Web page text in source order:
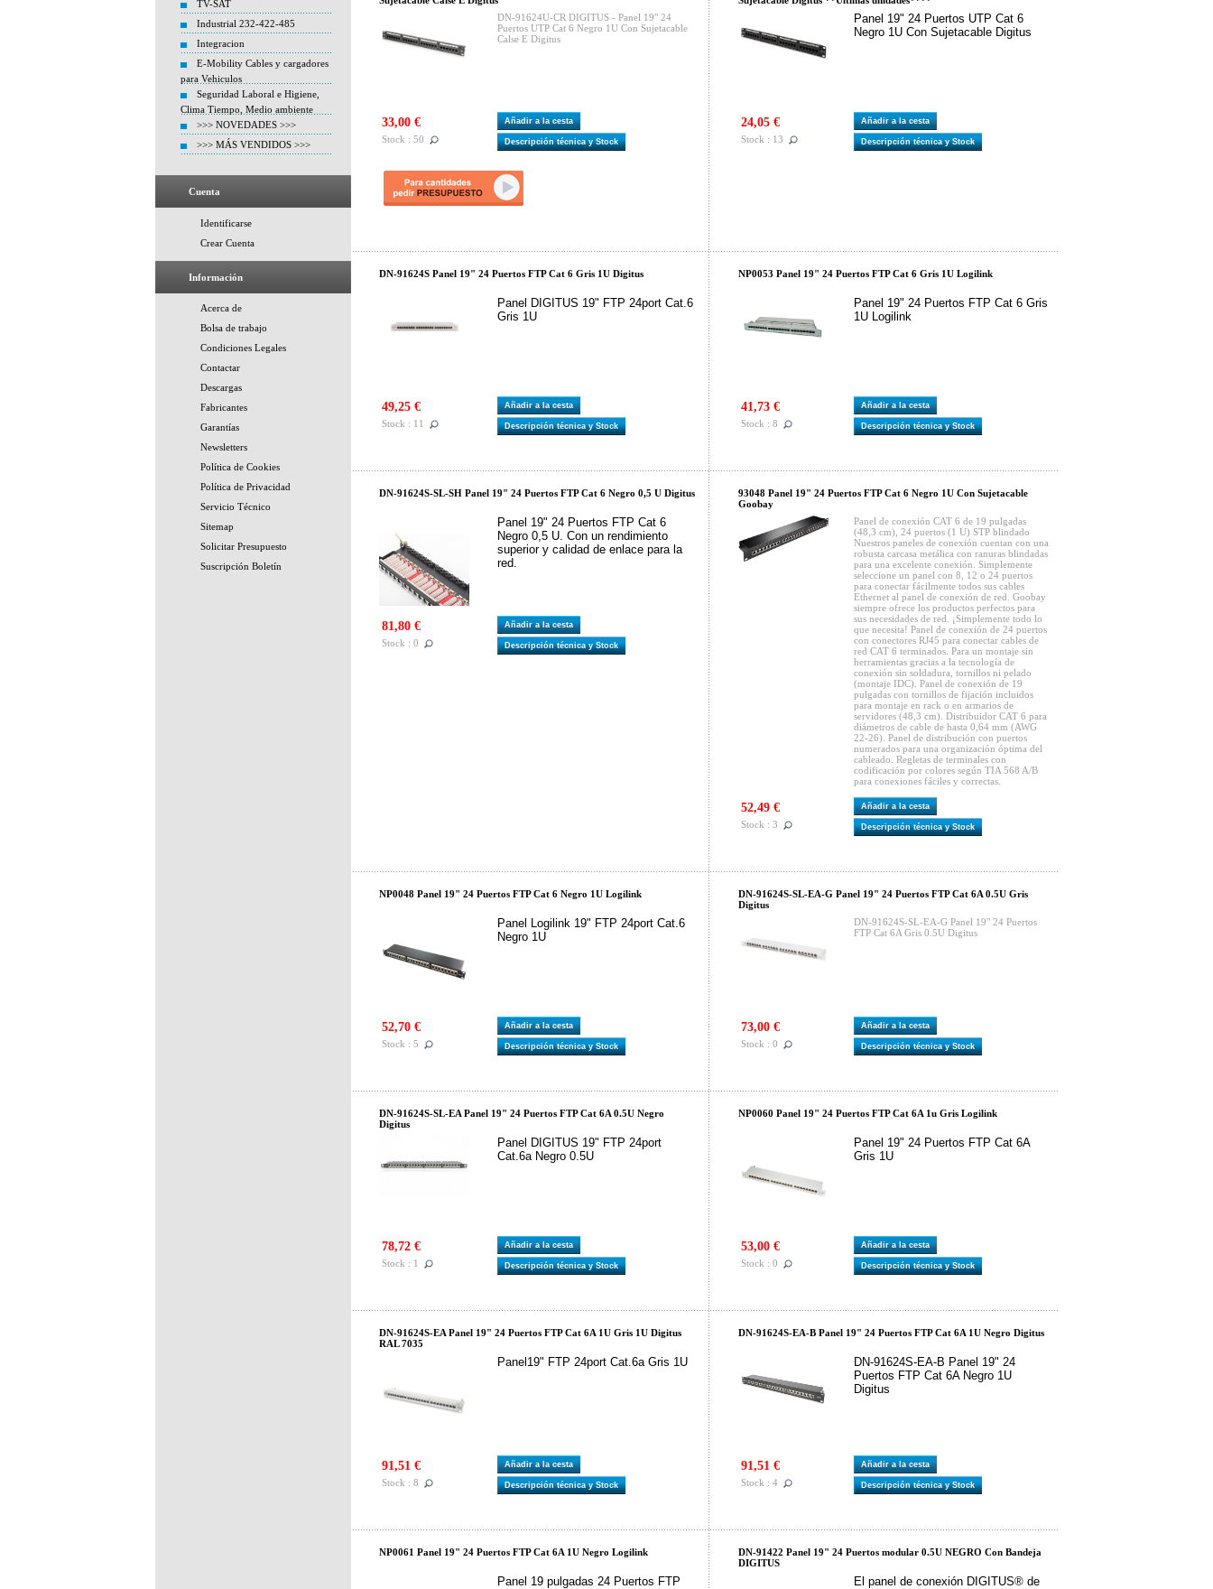
TV-SAT
Industrial 232-422-485
Integracion
E-Mobility Cables y cargadores
para Vehiculos
Seguridad Laboral e Higiene,
Clima Tiempo, Medio ambiente
>>> NOVEDADES >>>
>>> MÁS VENDIDOS >>>
Cuenta
Identificarse
Crear Cuenta
Información
Acerca de
Bolsa de trabajo
Condiciones Legales
Contactar
Descargas
Fabricantes
Garantías
Newsletters
Política de Cookies
Política de Privacidad
Servicio Técnico
Sitemap
Solicitar Presupuesto
Suscripción Boletín
DN-91624U-CR DIGITUS - Panel 19" 24
Puertos UTP Cat 6 Negro 1U Con Sujetacable
Calse E Digitus
33,00 €
Stock : 50
Añadir a la cesta
Descripción técnica y Stock
Panel 19" 24 Puertos UTP Cat 6
Negro 1U Con Sujetacable Digitus
24,05 €
Stock : 13
Añadir a la cesta
Descripción técnica y Stock
DN-91624S Panel 19" 24 Puertos FTP Cat 6 Gris 1U Digitus
Panel DIGITUS 19" FTP 24port Cat.6
Gris 1U
49,25 €
Stock : 11
Añadir a la cesta
Descripción técnica y Stock
NP0053 Panel 19" 24 Puertos FTP Cat 6 Gris 1U Logilink
Panel 19" 24 Puertos FTP Cat 6 Gris
1U Logilink
41,73 €
Stock : 8
Añadir a la cesta
Descripción técnica y Stock
DN-91624S-SL-SH Panel 19" 24 Puertos FTP Cat 6 Negro 0,5 U Digitus
Panel 19" 24 Puertos FTP Cat 6
Negro 0,5 U. Con un rendimiento
superior y calidad de enlace para la
red.
81,80 €
Stock : 0
Añadir a la cesta
Descripción técnica y Stock
93048 Panel 19" 24 Puertos FTP Cat 6 Negro 1U Con Sujetacable
Goobay
Panel de conexión CAT 6 de 19 pulgadas
(48,3 cm), 24 puertos (1 U) STP blindado
Nuestros paneles de conexión cuentan con una
robusta carcasa metálica con ranuras blindadas
para una excelente conexión. Simplemente
seleccione un panel con 8, 12 o 24 puertos
para conectar fácilmente todos sus cables
Ethernet al panel de conexión de red. Goobay
siempre ofrece los productos perfectos para
sus necesidades de red. ¡Simplemente todo lo
que necesita! Panel de conexión de 24 puertos
con conectores RJ45 para conectar cables de
red CAT 6 terminados. Para un montaje sin
herramientas gracias a la tecnología de
conexión sin soldadura, tornillos ni pelado
(montaje IDC). Panel de conexión de 19
pulgadas con tornillos de fijación incluidos
para montaje en rack o en armarios de
servidores (48,3 cm). Distribuidor CAT 6 para
diámetros de cable de hasta 0,64 mm (AWG
22-26). Panel de distribución con puertos
numerados para una organización óptima del
cableado. Regletas de terminales con
codificación por colores según TIA 568 A/B
para conexiones fáciles y correctas.
52,49 €
Stock : 3
Añadir a la cesta
Descripción técnica y Stock
NP0048 Panel 19" 24 Puertos FTP Cat 6 Negro 1U Logilink
Panel Logilink 19" FTP 24port Cat.6
Negro 1U
52,70 €
Stock : 5
Añadir a la cesta
Descripción técnica y Stock
DN-91624S-SL-EA-G Panel 19" 24 Puertos FTP Cat 6A 0.5U Gris
Digitus
DN-91624S-SL-EA-G Panel 19" 24 Puertos
FTP Cat 6A Gris 0.5U Digitus
73,00 €
Stock : 0
Añadir a la cesta
Descripción técnica y Stock
DN-91624S-SL-EA Panel 19" 24 Puertos FTP Cat 6A 0.5U Negro
Digitus
Panel DIGITUS 19" FTP 24port
Cat.6a Negro 0.5U
78,72 €
Stock : 1
Añadir a la cesta
Descripción técnica y Stock
NP0060 Panel 19" 24 Puertos FTP Cat 6A 1u Gris Logilink
Panel 19" 24 Puertos FTP Cat 6A
Gris 1U
53,00 €
Stock : 0
Añadir a la cesta
Descripción técnica y Stock
DN-91624S-EA Panel 19" 24 Puertos FTP Cat 6A 1U Gris 1U Digitus
RAL 7035
Panel19" FTP 24port Cat.6a Gris 1U
91,51 €
Stock : 8
Añadir a la cesta
Descripción técnica y Stock
DN-91624S-EA-B Panel 19" 24 Puertos FTP Cat 6A 1U Negro Digitus
DN-91624S-EA-B Panel 19" 24
Puertos FTP Cat 6A Negro 1U
Digitus
91,51 €
Stock : 4
Añadir a la cesta
Descripción técnica y Stock
NP0061 Panel 19" 24 Puertos FTP Cat 6A 1U Negro Logilink
Panel 19 pulgadas 24 Puertos FTP
DN-91422 Panel 19" 24 Puertos modular 0.5U NEGRO Con Bandeja
DIGITUS
El panel de conexión DIGITUS® de